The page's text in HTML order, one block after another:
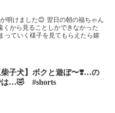
明けました😊 翌日の朝の福ちゃん
から見ることしかできなかった
ていく様子を見てもらえたら嬉
柴子犬】ボクと遊ぼ〜❣️…の
は…🤣 #shorts